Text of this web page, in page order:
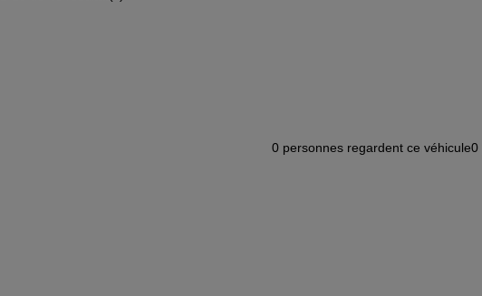
0 personnes regardent ce véhicule0